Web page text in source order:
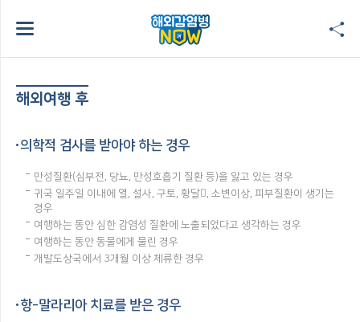
해외여행 후
의학적 검사를 받아야 하는 경우
만성질환(심부전, 당뇨, 만성호흡기 질환 등)을 앓고 있는 경우
귀국 일주일 이내에 열, 설사, 구토, 황달, 소변이상, 피부질환이 생기는
경우
여행하는 동안 심한 감염성 질환에 노출되었다고 생각하는 경우
여행하는 동안 동물에게 물린 경우
개발도상국에서 3개월 이상 체류한 경우
항-말라리아 치료를 받은 경우